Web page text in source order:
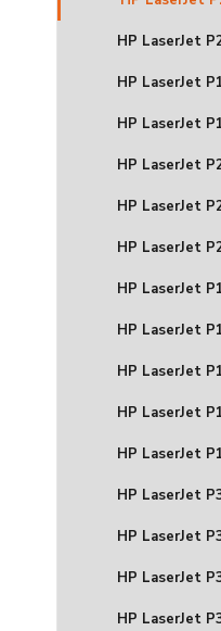
HP LaserJet
HP LaserJet
HP LaserJet
HP LaserJet
HP LaserJet
HP LaserJet
HP LaserJet
HP LaserJet
HP LaserJet
HP LaserJet
HP LaserJet
HP LaserJet
HP LaserJet
HP LaserJet
HP LaserJet